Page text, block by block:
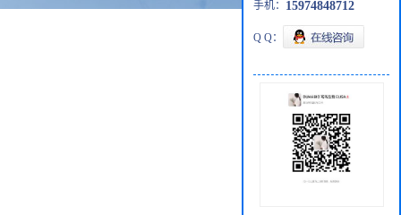
手机： 15974848712
Q Q：